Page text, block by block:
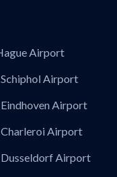
Airport
Airport
Airport
Airport
Airport